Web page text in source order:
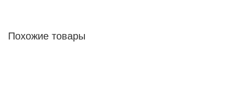
Похожие товары